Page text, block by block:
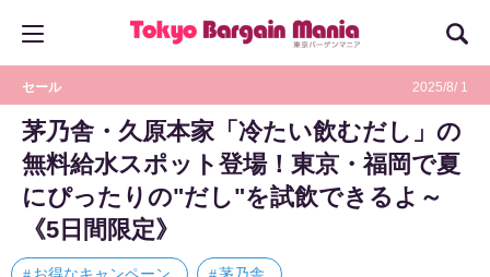
セール 2025/8/ 1
茅乃舎・久原本家「冷たい飲むだし」の
無料給水スポット登場！東京・福岡で夏
にぴったりの"だし"を試飲できるよ～
《5日間限定》